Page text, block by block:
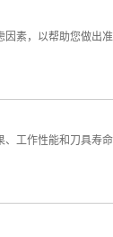
素，以帮助您做出
工作性能和刀具